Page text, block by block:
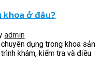
khoa ở đâu?
admin
dụng trong khoa sản
khám, kiểm tra và điều